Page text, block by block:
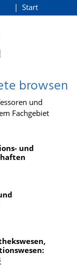
Start
browsen
und
Fachgebiet
und